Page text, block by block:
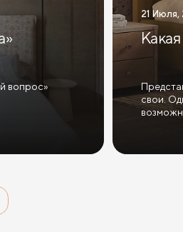
х 200 с подъемным механизмом и
вопрос»
21 Июля,
свои.